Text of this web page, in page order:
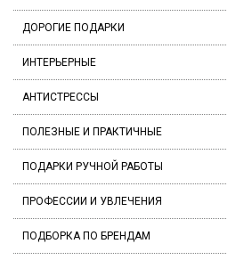
ДОРОГИЕ ПОДАРКИ
ИНТЕРЬЕРНЫЕ
АНТИСТРЕССЫ
ПОЛЕЗНЫЕ И ПРАКТИЧНЫЕ
ПОДАРКИ РУЧНОЙ РАБОТЫ
ПРОФЕССИИ И УВЛЕЧЕНИЯ
ПОДБОРКА ПО БРЕНДАМ